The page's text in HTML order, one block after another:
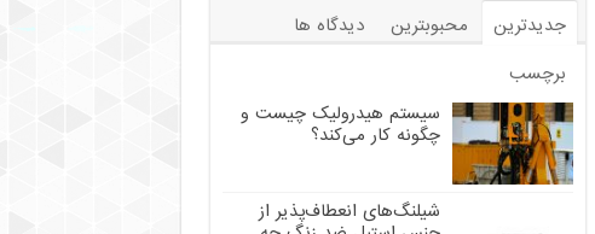
جدیدترین محبوبترین
دیدگاه ها
برچسب
سیستم هیدرولیک چیست و
چگونه کار می‌کند؟
شیلنگ‌های انعطاف‌پذیر از